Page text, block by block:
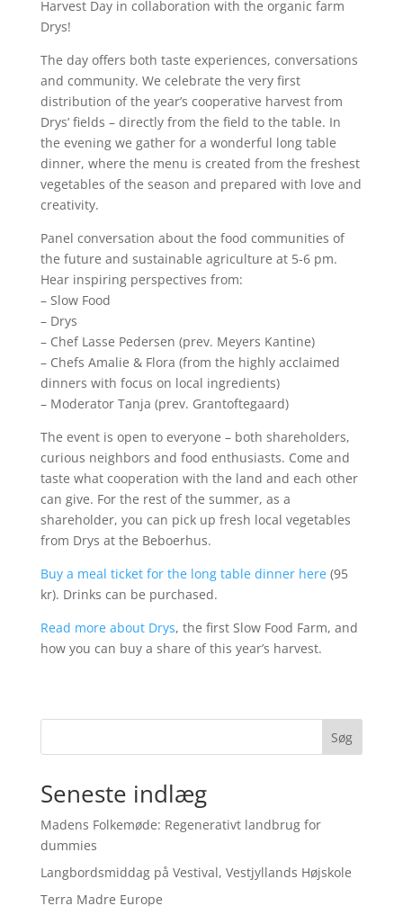
Harvest Day in collaboration with the organic farm
Drys!
The day offers both taste experiences, conversations
and community. We celebrate the very first
distribution of the year’s cooperative harvest from
Drys’ fields – directly from the field to the table. In
the evening we gather for a wonderful long table
dinner, where the menu is created from the freshest
vegetables of the season and prepared with love and
creativity.
Panel conversation about the food communities of
the future and sustainable agriculture at 5-6 pm.
Hear inspiring perspectives from:
– Slow Food
– Drys
– Chef Lasse Pedersen (prev. Meyers Kantine)
– Chefs Amalie & Flora (from the highly acclaimed
dinners with focus on local ingredients)
– Moderator Tanja (prev. Grantoftegaard)
The event is open to everyone – both shareholders,
curious neighbors and food enthusiasts. Come and
taste what cooperation with the land and each other
can give. For the rest of the summer, as a
shareholder, you can pick up fresh local vegetables
from Drys at the Beboerhus.
Buy a meal ticket for the long table dinner here(95
kr). Drinks can be purchased.
Read more about Drys, the first Slow Food Farm, and
how you can buy a share of this year’s harvest.
Søg
Seneste indlæg
Madens Folkemøde: Regenerativt landbrug for
dummies
Langbordsmiddag på Vestival, Vestjyllands Højskole
Terra Madre Europe